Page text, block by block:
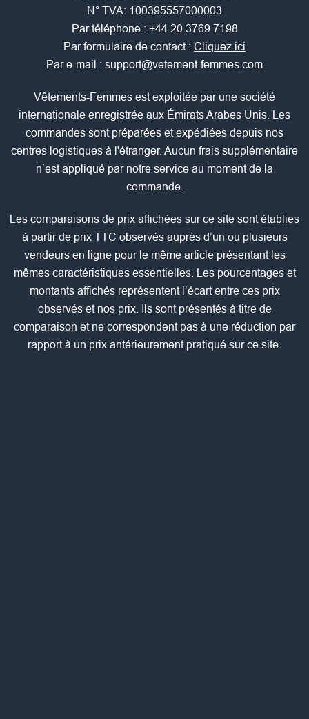
N° TVA: 100395557000003
Par téléphone : +44 20 3769 7198
Par formulaire de contact : Cliquez ici
Par e-mail : support@vetement-femmes.com
Vêtements-Femmes est exploitée par une société
internationale enregistrée aux Émirats Arabes Unis. Les
commandes sont préparées et expédiées depuis nos
centres logistiques à l'étranger. Aucun frais supplémentaire
n’est appliqué par notre service au moment de la
commande.
Les comparaisons de prix affichées sur ce site sont établies
à partir de prix TTC observés auprès d’un ou plusieurs
vendeurs en ligne pour le même article présentant les
mêmes caractéristiques essentielles. Les pourcentages et
montants affichés représentent l’écart entre ces prix
observés et nos prix. Ils sont présentés à titre de
comparaison et ne correspondent pas à une réduction par
rapport à un prix antérieurement pratiqué sur ce site.